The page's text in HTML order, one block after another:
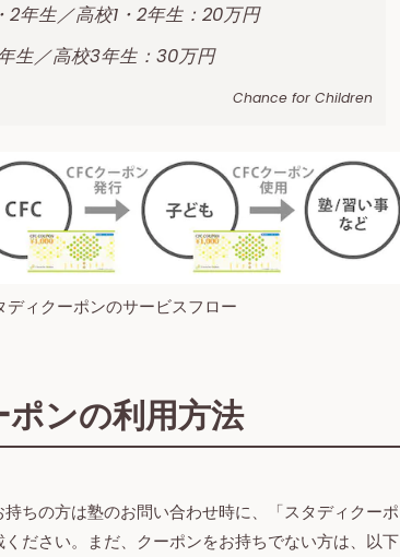
2年生／高校1・2年生：20万円
生／高校3年生：30万円
Chance for Children
ディクーポンのサービスフロー
ンの利用方法
ちの方は塾のお問い合わせ時に、「スタディクーポ
ださい。まだ、クーポンをお持ちでない方は、以下